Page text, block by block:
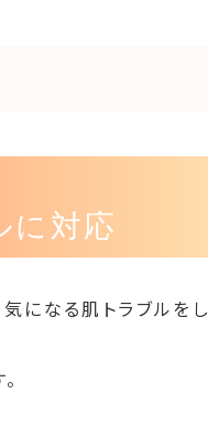
に対応
になる肌トラブルをし